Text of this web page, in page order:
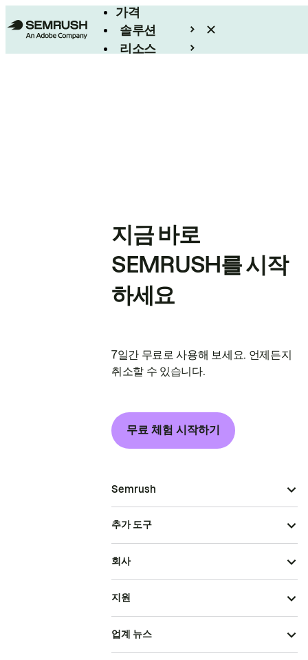
가격
솔루션
리소스
지금 바로
SEMRUSH를 시작
하세요
7일간 무료로 사용해 보세요. 언제든지
취소할 수 있습니다.
무료 체험 시작하기
Semrush
추가 도구
회사
지원
업계 뉴스